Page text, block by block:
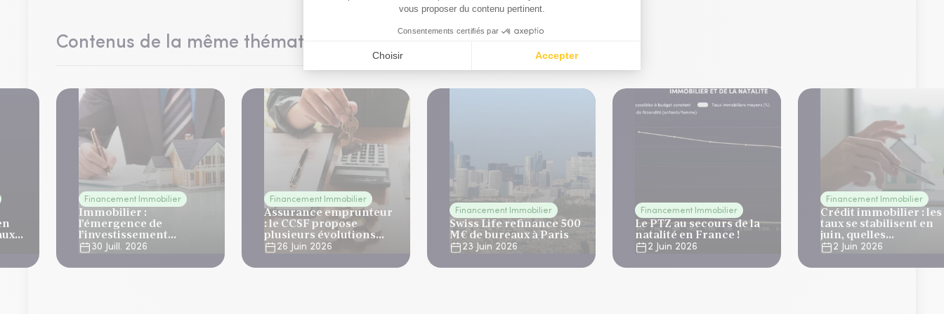
Contenus de la même thématique
Financement Immobilier
Immobilier :
l’émergence de
l’investissement
propriétaire
30 Juill. 2026
Financement Immobilier
Assurance emprunteur
: le CCSF propose
plusieurs évolutions
des contrats
26 Juin 2026
Financement Immobilier
Swiss Life refinance 500
M€ de bureaux à Paris
23 Juin 2026
Financement Immobilier
Le PTZ au secours de la
natalité en France !
2 Juin 2026
Financement Immobilier
Crédit immobilier : les
taux se stabilisent en
juin, quelles
perspectives d'ici la
rentrée ?
2 Juin 2026